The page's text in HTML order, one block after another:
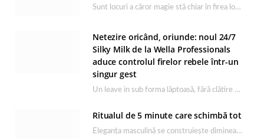
Sunt locuri a căror magie stă chiar în firea lor naturală, iar Lacul Ursu din…
Netezire oricând, oriunde: noul 24/7
Silky Milk de la Wella Professionals
aduce controlul firelor rebele într-un
singur gest
Un leave in sub forma lăptoasă, fără clătire care completează rutina Ultimate Smooth și transformă…
Ritualul de 5 minute care schimbă tot
Eleganța masculină se construiește dimineața, în câteva minute și cu produsele potrivite. O rutină de…